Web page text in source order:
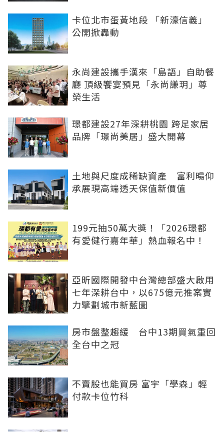
卡位北市蛋黃地段 「新濠信義」
公開掀轟動
永尚建設攜手漢來「島語」自助餐
廳 頂級饗宴預見「永尚謙玥」尊
榮生活
璟都建設27年深耕桃園 跨足家居
品牌「璟尚美居」盛大開幕
土地與尺度成稀缺資產 富利暘仰
承展現高端透天保值新價值
199元抽50萬大獎！「2026璟都
有愛健行嘉年華」熱血報名中！
亞昕國際開發中台灣總部盛大啟用
七年深耕台中，以675億元推案實
力擘劃城市新藍圖
房市盤整趨緩 台中13期買氣重回
全台中之冠
不賣股也能買房 富宇「學森」輕
付款卡位竹科